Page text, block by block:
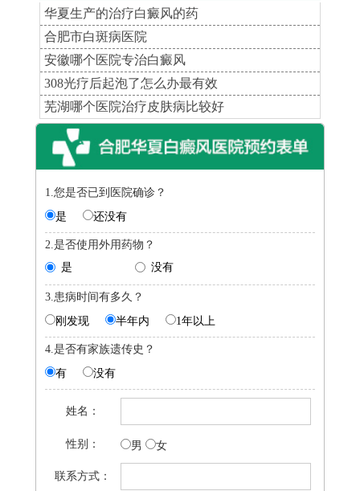
华夏生产的治疗白癜风的药
合肥市白斑病医院
安徽哪个医院专治白癜风
308光疗后起泡了怎么办最有效
芜湖哪个医院治疗皮肤病比较好
1.您是否已到医院确诊？
是
还没有
2.是否使用外用药物？
是
没有
3.患病时间有多久？
刚发现
半年内 1年以上
4.是否有家族遗传史？
有
没有
姓名：
性别： 男 女
联系方式：